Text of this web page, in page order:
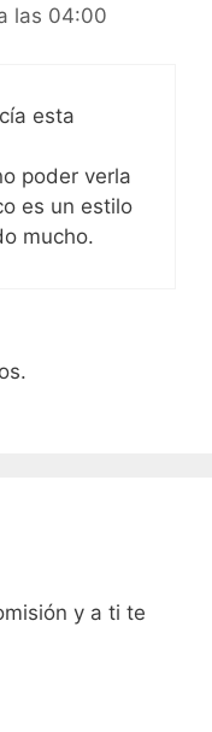
las 04:00
esta
poder verla
es un estilo
mucho.
y a ti te